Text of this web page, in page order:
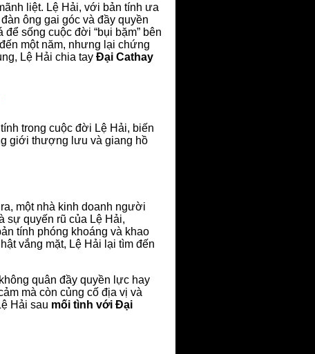
liệt. Lệ Hải, với bản tính ưa
ông gai góc và đầy quyền
sống cuộc đời “bụi bặm” bên
một năm, nhưng lại chứng
Lệ Hải chia tay Đại Cathay
trong cuộc đời Lệ Hải, biến
giới thượng lưu và giang hồ
một nhà kinh doanh người
sự quyến rũ của Lệ Hải,
tính phóng khoáng và khao
vắng mặt, Lệ Hải lại tìm đến
quân đầy quyền lực hay
mà còn củng cố địa vị và
Hải sau mối tình với Đại